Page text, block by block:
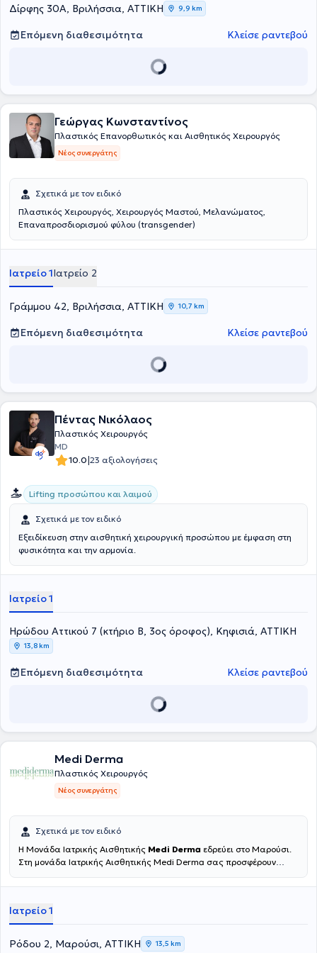
Δίρφης 30Α, Βριλήσσια, ΑΤΤΙΚΗ 9,9 km
Επόμενη διαθεσιμότητα Κλείσε ραντεβού
Γεώργας Κωνσταντίνος
Πλαστικός Επανορθωτικός και Αισθητικός Χειρουργός
Νέος συνεργάτης
Σχετικά με τον ειδικό
Πλαστικός Χειρουργός, Χειρουργός Μαστού, Μελανώματος,
Επαναπροσδιορισμού φύλου (transgender)
Ιατρείο 1Ιατρείο 2
Γράμμου 42, Βριλήσσια, ΑΤΤΙΚΗ 10,7 km
Επόμενη διαθεσιμότητα Κλείσε ραντεβού
Πέντας Νικόλαος
Πλαστικός Χειρουργός
MD
10.0|23 αξιολογήσεις
Lifting προσώπου και λαιμού
Σχετικά με τον ειδικό
Εξειδίκευση στην αισθητική χειρουργική προσώπου με έμφαση στη
φυσικότητα και την αρμονία.
Ιατρείο 1
Ηρώδου Αττικού 7 (κτήριο Β, 3ος όροφος), Κηφισιά, ΑΤΤΙΚΗ
13,8 km
Επόμενη διαθεσιμότητα Κλείσε ραντεβού
Medi Derma
Πλαστικός Χειρουργός
Νέος συνεργάτης
Σχετικά με τον ειδικό
H Μονάδα Ιατρικής Αισθητικής Medi Derma εδρεύει στο Μαρούσι.
Στη μονάδα Ιατρικής Αισθητικής Medi Derma σας προσφέρουν
εξειδικευμένους επιστήμονες, ιατρούς, και υψηλά καταρτισμένο
και την ανάπλαση προσώπου και σώματος για την ανάδειξη της
προσωπικής ομορφιάς, σε συνδυασμό με στοχευμένο πρόγραμμα
αναζωογόνησης και αντιγήρανσης, όπου χρειάζεται. Οι ειδικοί των
Ιατρείο 1
Ρόδου 2, Μαρούσι, ΑΤΤΙΚΗ 13,5 km